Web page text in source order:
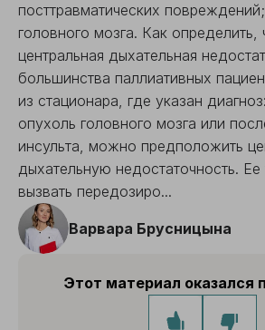
посттравматических
головного мозга. Как определить,
центральная дыхательная
большинства паллиативных
из стационара, где указан
опухоль головного мозга или
инсульта, можно предположить
дыхательную недостаточность.
вызвать передозиро...
Варвара Брусницына
Этот материал оказался